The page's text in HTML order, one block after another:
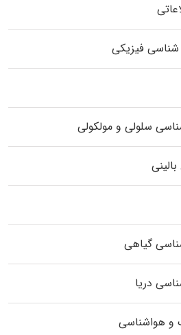
شناسی فیزیکی
سلولی و مولکولی
گیاهی
دریا
و هواشناسی